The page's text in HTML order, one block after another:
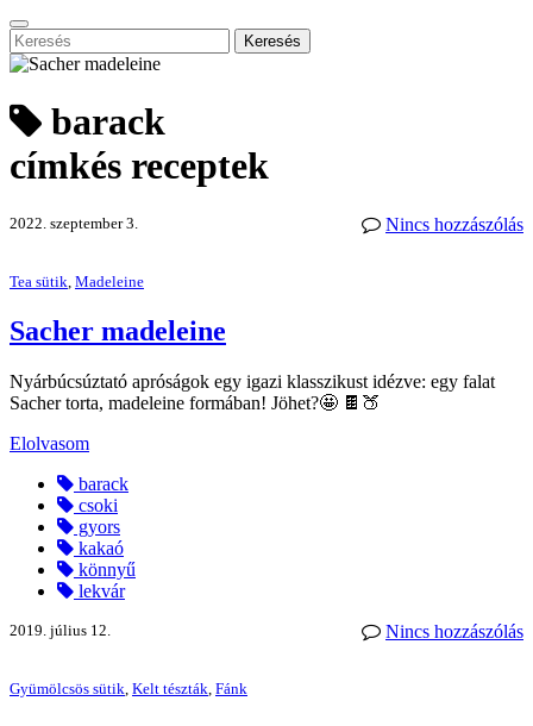
Keresés
barack
címkés receptek
Nincs hozzászólás
2022. szeptember 3.
Tea sütik, Madeleine
Sacher madeleine
Nyárbúcsúztató apróságok egy igazi klasszikust idézve: egy falat
Sacher torta, madeleine formában! Jöhet?🤩 🍫🍑
Elolvasom
barack
csoki
gyors
kakaó
könnyű
lekvár
Nincs hozzászólás
2019. július 12.
Gyümölcsös sütik, Kelt tészták, Fánk